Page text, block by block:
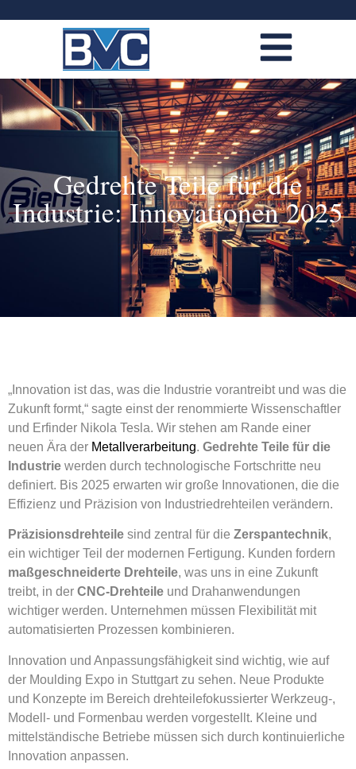
Gedrehte Teile für die
Industrie: Innovationen 2025
„Innovation ist das, was die Industrie vorantreibt und was die
Zukunft formt,“ sagte einst der renommierte Wissenschaftler
und Erfinder Nikola Tesla. Wir stehen am Rande einer
neuen Ära der Metallverarbeitung. Gedrehte Teile für die
Industrie werden durch technologische Fortschritte neu
definiert. Bis 2025 erwarten wir große Innovationen, die die
Effizienz und Präzision von Industriedrehteilen verändern.
Präzisionsdrehteile sind zentral für die Zerspantechnik,
ein wichtiger Teil der modernen Fertigung. Kunden fordern
maßgeschneiderte Drehteile, was uns in eine Zukunft
treibt, in der CNC-Drehteile und Drahanwendungen
wichtiger werden. Unternehmen müssen Flexibilität mit
automatisierten Prozessen kombinieren.
Innovation und Anpassungsfähigkeit sind wichtig, wie auf
der Moulding Expo in Stuttgart zu sehen. Neue Produkte
und Konzepte im Bereich drehteilefokussierter Werkzeug-,
Modell- und Formenbau werden vorgestellt. Kleine und
mittelständische Betriebe müssen sich durch kontinuierliche
Innovation anpassen.